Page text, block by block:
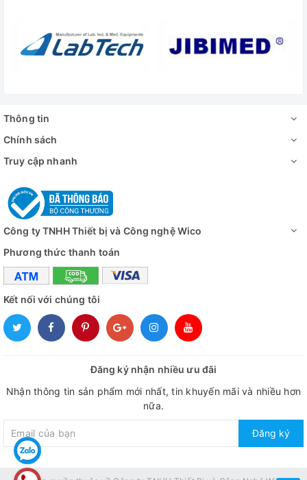
Thông tin
Chính sách
Truy cập nhanh
Công ty TNHH Thiết bị và Công nghệ Wico
Phương thức thanh toán
Kết nối với chúng tôi
Đăng ký nhận nhiều ưu đãi
Nhận thông tin sản phẩm mới nhất, tin khuyến mãi và nhiều hơn
nữa.
Đăng ký